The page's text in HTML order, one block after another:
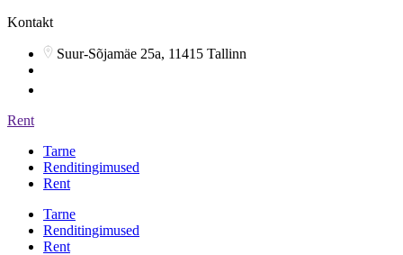
Kontakt
Suur-Sõjamäe 25a, 11415 Tallinn
Rent
Tarne
Renditingimused
Rent
Tarne
Renditingimused
Rent